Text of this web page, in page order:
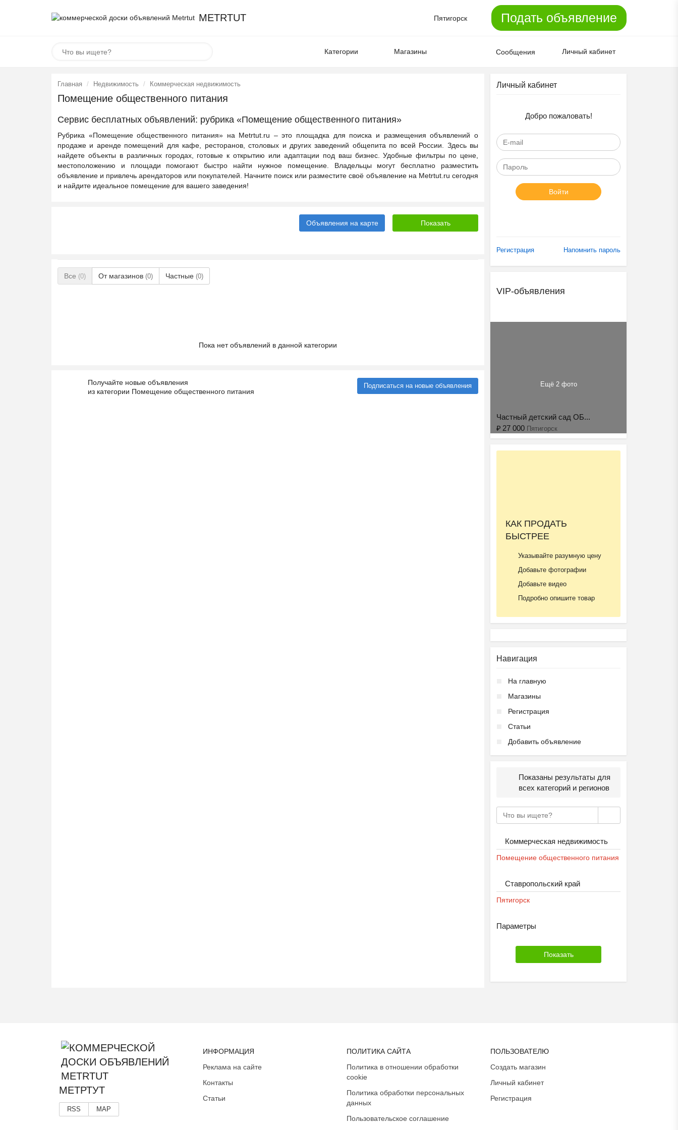
METRTUT Пятигорск Подать объявление
Категории Магазины Сообщения Личный кабинет
Главная Недвижимость Коммерческая недвижимость
Помещение общественного питания
Сервис бесплатных объявлений: рубрика «Помещение общественного питания»
Рубрика «Помещение общественного питания» на Metrtut.ru – это площадка для поиска и размещения объявлений о
продаже и аренде помещений для кафе, ресторанов, столовых и других заведений общепита по всей России. Здесь вы
найдете объекты в различных городах, готовые к открытию или адаптации под ваш бизнес. Удобные фильтры по цене,
местоположению и площади помогают быстро найти нужное помещение. Владельцы могут бесплатно разместить
объявление и привлечь арендаторов или покупателей. Начните поиск или разместите своё объявление на Metrtut.ru сегодня
и найдите идеальное помещение для вашего заведения!
Объявления на карте
Все (0) От магазинов (0) Частные (0)
Пока нет объявлений в данной категории
Получайте новые объявления
из категории Помещение общественного питания
Подписаться на новые объявления
Личный кабинет
Добро пожаловать!
Войти
Регистрация Напомнить пароль
VIP-объявления
Ещё 2 фото
Частный детский сад ОБ...
₽ 27 000 Пятигорск
Частная школа ОБРАЗОВА...
КАК ПРОДАТЬ
БЫСТРЕЕ
Указывайте разумную цену
Добавьте фотографии
Добавьте видео
Подробно опишите товар
Навигация
На главную
Магазины
Регистрация
Статьи
Добавить объявление
Показаны результаты для
всех категорий и регионов
Коммерческая недвижимость
Помещение общественного питания
Ставропольский край
Пятигорск
Параметры
МЕТРТУТ
RSS MAP
ИНФОРМАЦИЯ
Реклама на сайте
Контакты
Статьи
ПОЛИТИКА САЙТА
Политика в отношении обработки
cookie
Политика обработки персональных
данных
Пользовательское соглашение
ПОЛЬЗОВАТЕЛЮ
Создать магазин
Личный кабинет
Регистрация